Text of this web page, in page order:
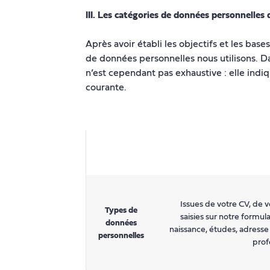
III. Les catégories de données
Après avoir établi les objectifs et les
de données personnelles nous utilisons.
n’est cependant pas exhaustive : elle
courante.
Types de
données
personnelles
Issues de votre CV,
saisies sur notre
naissance, études,